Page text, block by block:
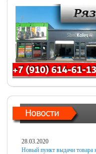
28.03.2020
Новый пункт выдачи товара